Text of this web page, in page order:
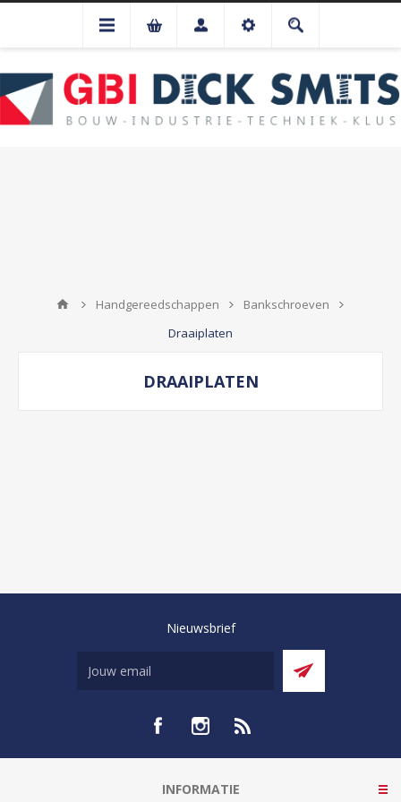
Handgereedschappen
Bankschroeven
Draaiplaten
DRAAIPLATEN
Nieuwsbrief
INFORMATIE